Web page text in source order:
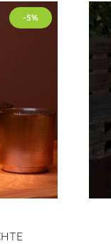
-5%